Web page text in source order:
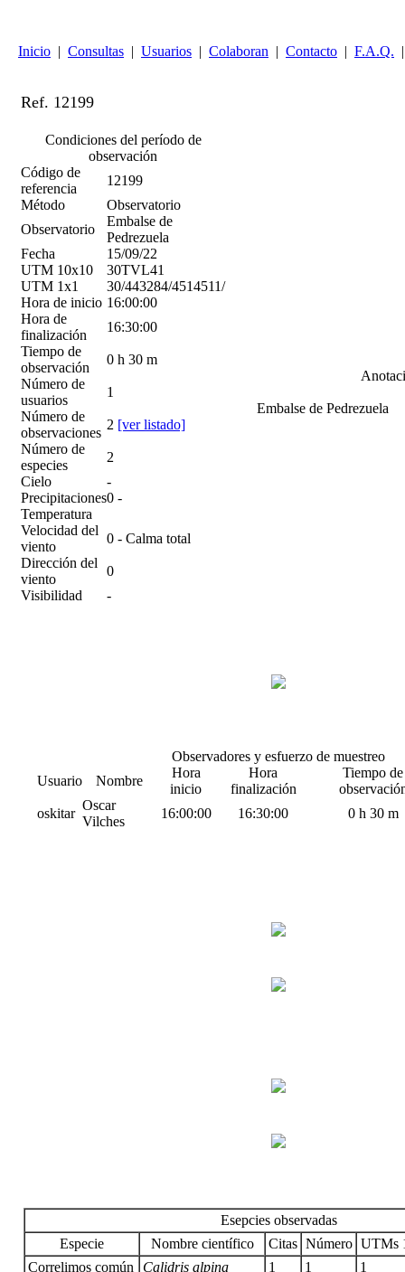
Inicio | Consultas | Usuarios | Colaboran | Contacto | F.A.Q. |
Ref. 12199
Condiciones del período de
observación
Código de
referencia
12199
Método
Observatorio
Observatorio
Embalse de
Pedrezuela
Fecha
15/09/22
UTM 10x10
30TVL41
UTM 1x1
30/443284/4514511/
Hora de inicio 16:00:00
Hora de
finalización
16:30:00
Tiempo de
observación
0 h 30 m
Número de
usuarios
1
Número de
observaciones
2 [ver listado]
Número de
especies
2
Cielo
-
Precipitaciones0 -
Temperatura
Velocidad del
viento
0 - Calma total
Dirección del
viento
0
Visibilidad
-
Embalse de Pedrezuela
Observadores y esfuerzo de muestreo
Usuario
Nombre
Hora
inicio
Hora
finalización
Tiempo de
oskitar
Oscar
Vilches
16:00:00 16:30:00 0 h 30 m
Esepcies observadas
Especie
Nombre científico Citas Número UTMs
Correlimos común
Calidris alpina 1 1
1